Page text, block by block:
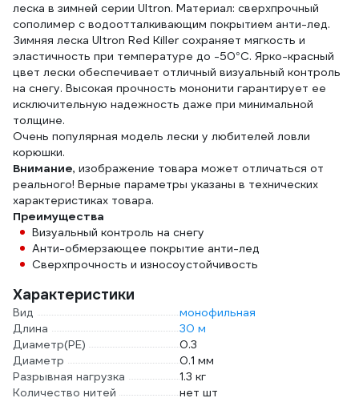
леска в зимней серии Ultron. Материал: сверхпрочный
сополимер с водоотталкивающим покрытием анти-лед.
Зимняя леска Ultron Red Killer сохраняет мягкость и
эластичность при температуре до -50°С. Ярко-красный
цвет лески обеспечивает отличный визуальный контроль
на снегу. Высокая прочность мононити гарантирует ее
исключительную надежность даже при минимальной
толщине.
Очень популярная модель лески у любителей ловли
корюшки.
Внимание, изображение товара может отличаться от
реального! Верные параметры указаны в технических
характеристиках товара.
Преимущества
Визуальный контроль на снегу
Анти-обмерзающее покрытие анти-лед
Сверхпрочность и износоустойчивость
Характеристики
Вид
монофильная
Длина
30 м
Диаметр(PE)
0.3
Диаметр
0.1 мм
Разрывная нагрузка
1.3 кг
Количество нитей
нет шт